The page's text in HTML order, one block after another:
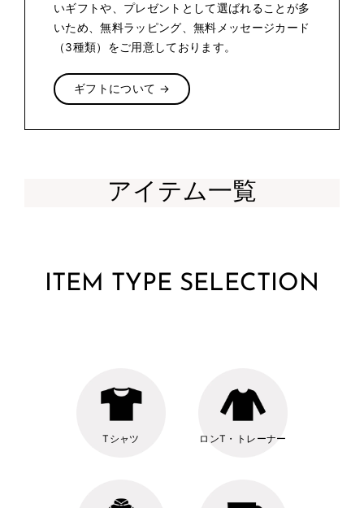
いギフトや、プレゼントとして選ばれることが多
いため、無料ラッピング、無料メッセージカード
（3種類）をご用意しております。
ギフトについて →
アイテム一覧
ITEM TYPE SELECTION
Tシャツ ロンT・トレーナー